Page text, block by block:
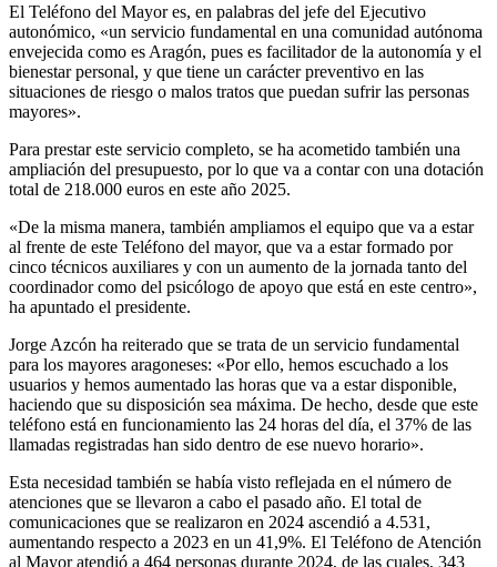
El Teléfono del Mayor es, en palabras del jefe del Ejecutivo
autonómico, «un servicio fundamental en una comunidad autónoma
envejecida como es Aragón, pues es facilitador de la autonomía y el
bienestar personal, y que tiene un carácter preventivo en las
situaciones de riesgo o malos tratos que puedan sufrir las personas
mayores».
Para prestar este servicio completo, se ha acometido también una
ampliación del presupuesto, por lo que va a contar con una dotación
total de 218.000 euros en este año 2025.
«De la misma manera, también ampliamos el equipo que va a estar
al frente de este Teléfono del mayor, que va a estar formado por
cinco técnicos auxiliares y con un aumento de la jornada tanto del
coordinador como del psicólogo de apoyo que está en este centro»,
ha apuntado el presidente.
Jorge Azcón ha reiterado que se trata de un servicio fundamental
para los mayores aragoneses: «Por ello, hemos escuchado a los
usuarios y hemos aumentado las horas que va a estar disponible,
haciendo que su disposición sea máxima. De hecho, desde que este
teléfono está en funcionamiento las 24 horas del día, el 37% de las
llamadas registradas han sido dentro de ese nuevo horario».
Esta necesidad también se había visto reflejada en el número de
atenciones que se llevaron a cabo el pasado año. El total de
comunicaciones que se realizaron en 2024 ascendió a 4.531,
aumentando respecto a 2023 en un 41,9%. El Teléfono de Atención
al Mayor atendió a 464 personas durante 2024, de las cuales, 343